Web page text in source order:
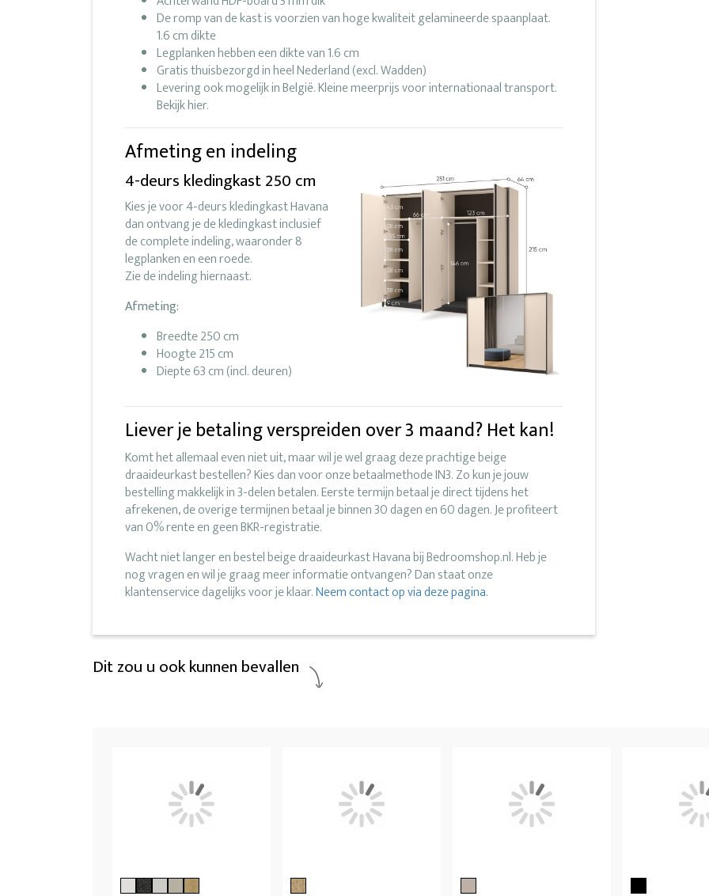
De romp van de kast is voorzien van hoge kwaliteit gelamineerde spaanplaat.
1.6 cm dikte
Legplanken hebben een dikte van 1.6 cm
Gratis thuisbezorgd in heel Nederland (excl. Wadden)
Levering ook mogelijk in België. Kleine meerprijs voor internationaal transport.
Bekijk hier.
Afmeting en indeling
4-deurs kledingkast 250 cm
Kies je voor 4-deurs kledingkast Havana
dan ontvang je de kledingkast inclusief
de complete indeling, waaronder 8
legplanken en een roede.
Zie de indeling hiernaast.
Afmeting:
Breedte 250 cm
Hoogte 215 cm
Diepte 63 cm (incl. deuren)
Liever je betaling verspreiden over 3 maand? Het kan!
Komt het allemaal even niet uit, maar wil je wel graag deze prachtige beige
draaideurkast bestellen? Kies dan voor onze betaalmethode IN3. Zo kun je jouw
bestelling makkelijk in 3-delen betalen. Eerste termijn betaal je direct tijdens het
afrekenen, de overige termijnen betaal je binnen 30 dagen en 60 dagen. Je profiteert
van 0% rente en geen BKR-registratie.
Wacht niet langer en bestel beige draaideurkast Havana bij Bedroomshop.nl. Heb je
nog vragen en wil je graag meer informatie ontvangen? Dan staat onze
klantenservice dagelijks voor je klaar.Neem contact op via deze pagina.
Dit zou u ook kunnen bevallen